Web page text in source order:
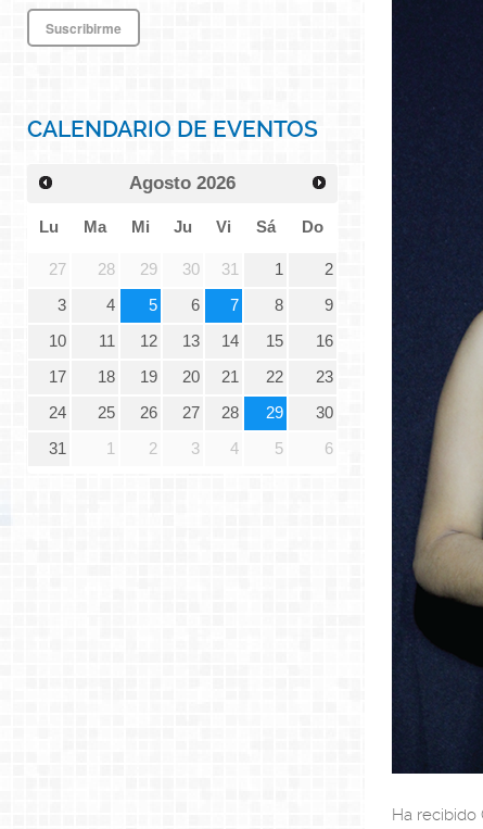
CALENDARIO DE EVENTOS
Agosto 2026
Lu Ma Mi Ju Vi Sá Do
27 28 29 30 31 1 2
3 4 5 6 7 8 9
10 11 12 13 14 15 16
17 18 19 20 21 22 23
24 25 26 27 28 29 30
31 1 2 3 4 5 6
Ha recibido